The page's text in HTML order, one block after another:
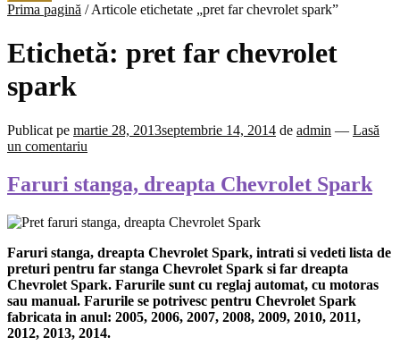
Prima pagină /Articole etichetate „pret far chevrolet spark”
Etichetă: pret far chevrolet
spark
Publicat pe martie 28, 2013septembrie 14, 2014 de admin — Lasă
un comentariu
Faruri stanga, dreapta Chevrolet Spark
Faruri stanga, dreapta Chevrolet Spark, intrati si vedeti lista de
preturi pentru far stanga Chevrolet Spark si far dreapta
Chevrolet Spark. Farurile sunt cu reglaj automat, cu motoras
sau manual. Farurile se potrivesc pentru Chevrolet Spark
fabricata in anul: 2005, 2006, 2007, 2008, 2009, 2010, 2011,
2012, 2013, 2014.